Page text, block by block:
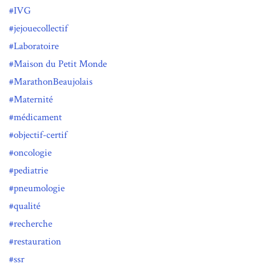
IVG
jejouecollectif
Laboratoire
Maison du Petit Monde
MarathonBeaujolais
Maternité
médicament
objectif-certif
oncologie
pediatrie
pneumologie
qualité
recherche
restauration
ssr